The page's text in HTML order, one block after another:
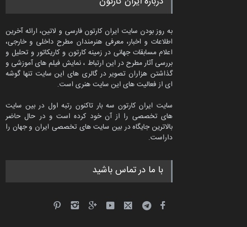
به روز بودن سایت ایران کارتون فارسی و لاتین، ارائه آخرین
اطلاعات و اخبار، معرفی هنرمندان مطرح داخلی و خارجی،
اعلام مسابقات جهانی در زمینه کارتون و کاریکاتور و تحلیل و
بررسی آثار مطرح در این ارتباط ، نمایش فیلم های آموزشی و
گذاشتن هزاران تصویر در گالری های این سایت تنها گوشه
ای از فعالیت های این سایت هنری است.
سایت ایران کارتون سه بار تاکنون رتبه اول در بین سایت
های تخصصی را از آن خود کرده است و در حال حاضر
بالاترین جایگاه در بین سایت های تخصصی ایران و جهان را
داراست.
با ما در تماس باشید
سعد المهندی از قطر
سیاسی